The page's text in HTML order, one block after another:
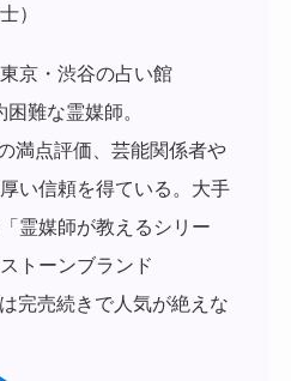
）
京・渋谷の占い館
困難な霊媒師。
満点評価、芸能関係者や
い信頼を得ている。 大手
霊媒師が教えるシリー
トーンブランド
完売続きで人気が絶えな